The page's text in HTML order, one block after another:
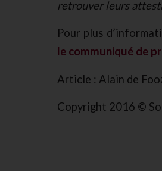
retrouver leurs
Pour plus
le communiqué de
Article : Alain de
Copyright 2016 ©